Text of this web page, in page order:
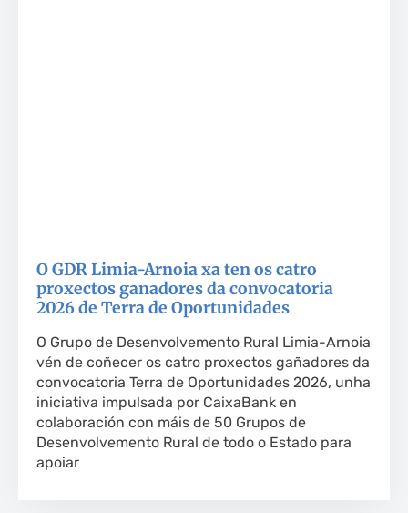
O GDR Limia-Arnoia xa ten os catro
proxectos ganadores da convocatoria
2026 de Terra de Oportunidades
O Grupo de Desenvolvemento Rural Limia-Arnoia
vén de coñecer os catro proxectos gañadores da
convocatoria Terra de Oportunidades 2026, unha
iniciativa impulsada por CaixaBank en
colaboración con máis de 50 Grupos de
Desenvolvemento Rural de todo o Estado para
apoiar